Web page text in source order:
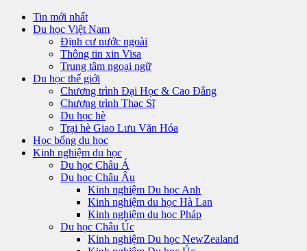
Tin mới nhất
Du học Việt Nam
Định cư nước ngoài
Thông tin xin Visa
Trung tâm ngoại ngữ
Du học thế giới
Chương trình Đại Học & Cao Đẳng
Chương trình Thạc Sĩ
Du học hè
Trại hè Giao Lưu Văn Hóa
Học bổng du học
Kinh nghiệm du học
Du học Châu Á
Du học Châu Âu
Kinh nghiệm Du học Anh
Kinh nghiệm du học Hà Lan
Kinh nghiệm du học Pháp
Du học Châu Úc
Kinh nghiệm Du học NewZealand